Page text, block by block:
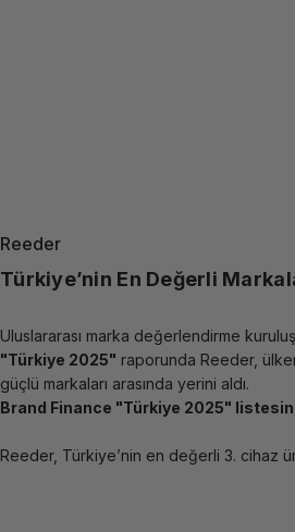
Sayfa 1Sayfa 2
Reeder
Türkiye’nin En Değerli
Uluslararası marka değerlendirme
"Türkiye 2025" raporunda Reeder,
güçlü markaları arasında yerini aldı.
Brand Finance "Türkiye 2025"
Reeder, Türkiye’nin en değerli 3. cihaz